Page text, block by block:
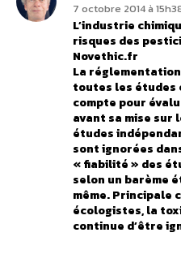
7 octobre 2014 à
L’industrie
risques des
Novethic.fr
La
toutes les études
compte pour
avant sa mise sur
études
sont ignorées
« fiabilité » des
selon un barème
même. Principale
écologistes, la
continue d’être